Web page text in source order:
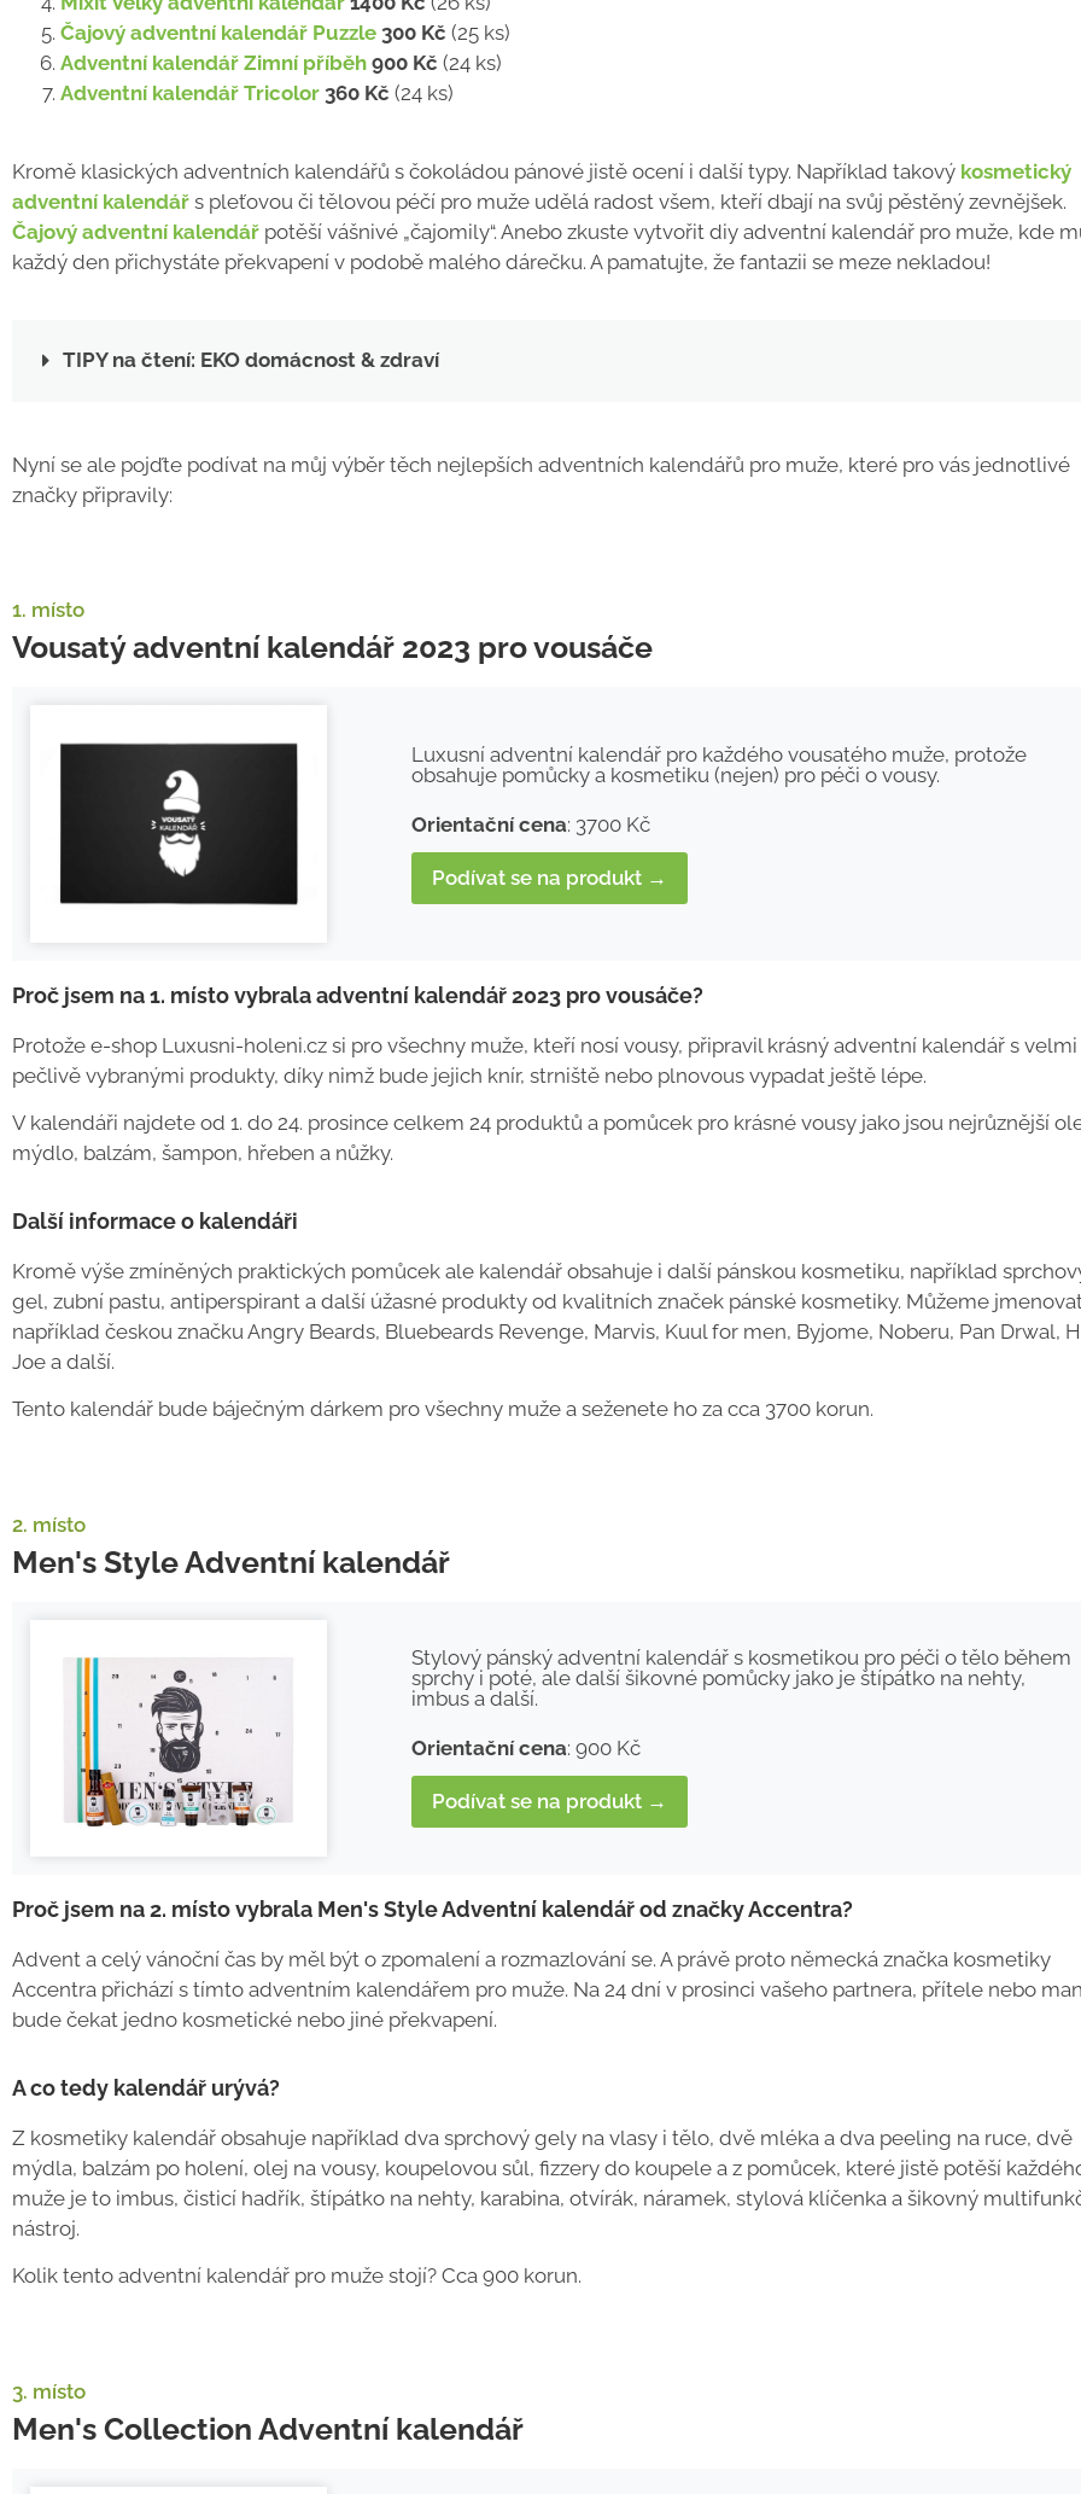
Čajový adventní kalendář Puzzle 300 Kč (25 ks)
Adventní kalendář Zimní příběh 900 Kč (24 ks)
Adventní kalendář Tricolor 360 Kč (24 ks)
Kromě klasických adventních kalendářů s čokoládou pánové jistě ocení i další typy. Například takový kosmetický
adventní kalendář s pleťovou či tělovou péčí pro muže udělá radost všem, kteří dbají na svůj pěstěný zevnějšek.
Čajový adventní kalendář potěší vášnivé „čajomily“. Anebo zkuste vytvořit diy adventní kalendář pro muže, kde
každý den přichystáte překvapení v podobě malého dárečku. A pamatujte, že fantazii se meze nekladou!
TIPY na čtení: EKO domácnost & zdraví
Nyní se ale pojďte podívat na můj výběr těch nejlepších adventních kalendářů pro muže, které pro vás jednotlivé
značky připravily:
1. místo
Vousatý adventní kalendář 2023 pro vousáče
Luxusní adventní kalendář pro každého vousatého muže, protože
obsahuje pomůcky a kosmetiku (nejen) pro péči o vousy.
Orientační cena: 3700 Kč
Podívat se na produkt →
Proč jsem na 1. místo vybrala adventní kalendář 2023 pro vousáče?
Protože e-shop Luxusni-holeni.cz si pro všechny muže, kteří nosí vousy, připravil krásný adventní kalendář s velmi
pečlivě vybranými produkty, díky nimž bude jejich knír, strniště nebo plnovous vypadat ještě lépe.
V kalendáři najdete od 1. do 24. prosince celkem 24 produktů a pomůcek pro krásné vousy jako jsou nejrůznější
mýdlo, balzám, šampon, hřeben a nůžky.
Další informace o kalendáři
Kromě výše zmíněných praktických pomůcek ale kalendář obsahuje i další pánskou kosmetiku, například
gel, zubní pastu, antiperspirant a další úžasné produkty od kvalitních značek pánské kosmetiky. Můžeme
například českou značku Angry Beards, Bluebeards Revenge, Marvis, Kuul for men, Byjome, Noberu, Pan Drwal,
Joe a další.
Tento kalendář bude báječným dárkem pro všechny muže a seženete ho za cca 3700 korun.
2. místo
Men's Style Adventní kalendář
Stylový pánský adventní kalendář s kosmetikou pro péči o tělo během
sprchy i poté, ale další šikovné pomůcky jako je štípátko na nehty,
imbus a další.
Orientační cena: 900 Kč
Podívat se na produkt →
Proč jsem na 2. místo vybrala Men's Style Adventní kalendář od značky Accentra?
Advent a celý vánoční čas by měl být o zpomalení a rozmazlování se. A právě proto německá značka kosmetiky
Accentra přichází s tímto adventním kalendářem pro muže. Na 24 dní v prosinci vašeho partnera, přítele nebo
bude čekat jedno kosmetické nebo jiné překvapení.
A co tedy kalendář urývá?
Z kosmetiky kalendář obsahuje například dva sprchový gely na vlasy i tělo, dvě mléka a dva peeling na ruce, dvě
mýdla, balzám po holení, olej na vousy, koupelovou sůl, fizzery do koupele a z pomůcek, které jistě potěší
muže je to imbus, čisticí hadřík, štípátko na nehty, karabina, otvírák, náramek, stylová klíčenka a šikovný
nástroj.
Kolik tento adventní kalendář pro muže stojí? Cca 900 korun.
3. místo
Men's Collection Adventní kalendář